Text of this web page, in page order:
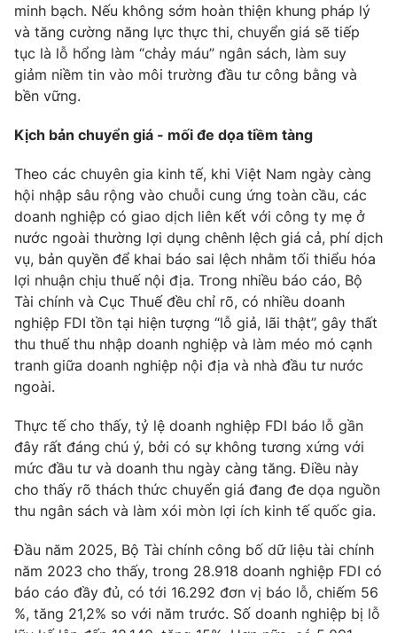
Thị trường
Tư vấn
Lịch phát sóng
Chuyên mục khác
Photo Infographic
Video Shorts video
VTV Money VTV Thể thao
VTV Sức khoẻ Bất động sản
Thị trường 24h Tấm lòng Việt
VTV4 Vươn mình bằng AI
VTV9 VTV8
Liên hệ tòa soạn English
THỜI BÁO VTV
minh bạch. Nếu không sớm hoàn thiện khung pháp lý
và tăng cường năng lực thực thi, chuyển giá sẽ tiếp
tục là lỗ hổng làm “chảy máu” ngân sách, làm suy
giảm niềm tin vào môi trường đầu tư công bằng và
bền vững.
Kịch bản chuyển giá - mối đe dọa tiềm tàng
Theo các chuyên gia kinh tế, khi Việt Nam ngày càng
hội nhập sâu rộng vào chuỗi cung ứng toàn cầu, các
doanh nghiệp có giao dịch liên kết với công ty mẹ ở
nước ngoài thường lợi dụng chênh lệch giá cả, phí dịch
vụ, bản quyền để khai báo sai lệch nhằm tối thiểu hóa
lợi nhuận chịu thuế nội địa. Trong nhiều báo cáo, Bộ
Tài chính và Cục Thuế đều chỉ rõ, có nhiều doanh
nghiệp FDI tồn tại hiện tượng “lỗ giả, lãi thật”, gây thất
thu thuế thu nhập doanh nghiệp và làm méo mó cạnh
tranh giữa doanh nghiệp nội địa và nhà đầu tư nước
ngoài.
Thực tế cho thấy, tỷ lệ doanh nghiệp FDI báo lỗ gần
đây rất đáng chú ý, bởi có sự không tương xứng với
mức đầu tư và doanh thu ngày càng tăng. Điều này
cho thấy rõ thách thức chuyển giá đang đe dọa nguồn
thu ngân sách và làm xói mòn lợi ích kinh tế quốc gia.
Đầu năm 2025, Bộ Tài chính công bố dữ liệu tài chính
năm 2023 cho thấy, trong 28.918 doanh nghiệp FDI có
báo cáo đầy đủ, có tới 16.292 đơn vị báo lỗ, chiếm 56
%, tăng 21,2% so với năm trước. Số doanh nghiệp bị lỗ